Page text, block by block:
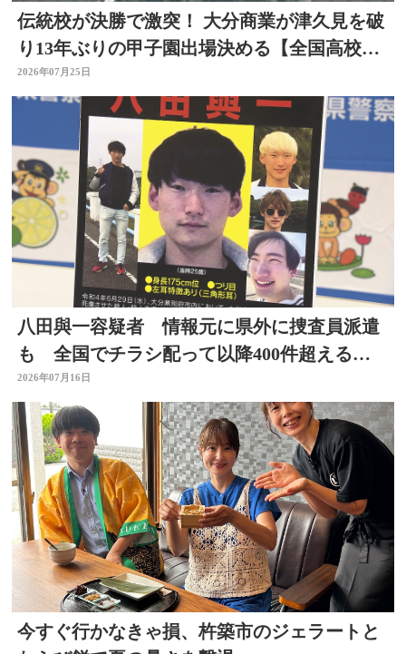
伝統校が決勝で激突！ 大分商業が津久見を破
り13年ぶりの甲子園出場決める【全国高校野
球大分大会】
2026年07月25日
八田與一容疑者 情報元に県外に捜査員派遣
も 全国でチラシ配って以降400件超える情
報 大分
2026年07月16日
今すぐ行かなきゃ損、杵築市のジェラートと